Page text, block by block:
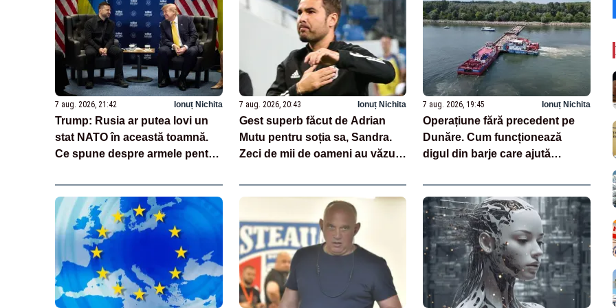
7 aug. 2026, 21:42 Ionuț Nichita
Trump: Rusia ar putea lovi un
stat NATO în această toamnă.
Ce spune despre armele pentru
7 aug. 2026, 20:43 Ionuț Nichita
Gest superb făcut de Adrian
Mutu pentru soția sa, Sandra.
Zeci de mii de oameni au văzut
7 aug. 2026, 19:45 Ionuț Nichita
Operațiune fără precedent pe
Dunăre. Cum funcționează
digul din barje care ajută